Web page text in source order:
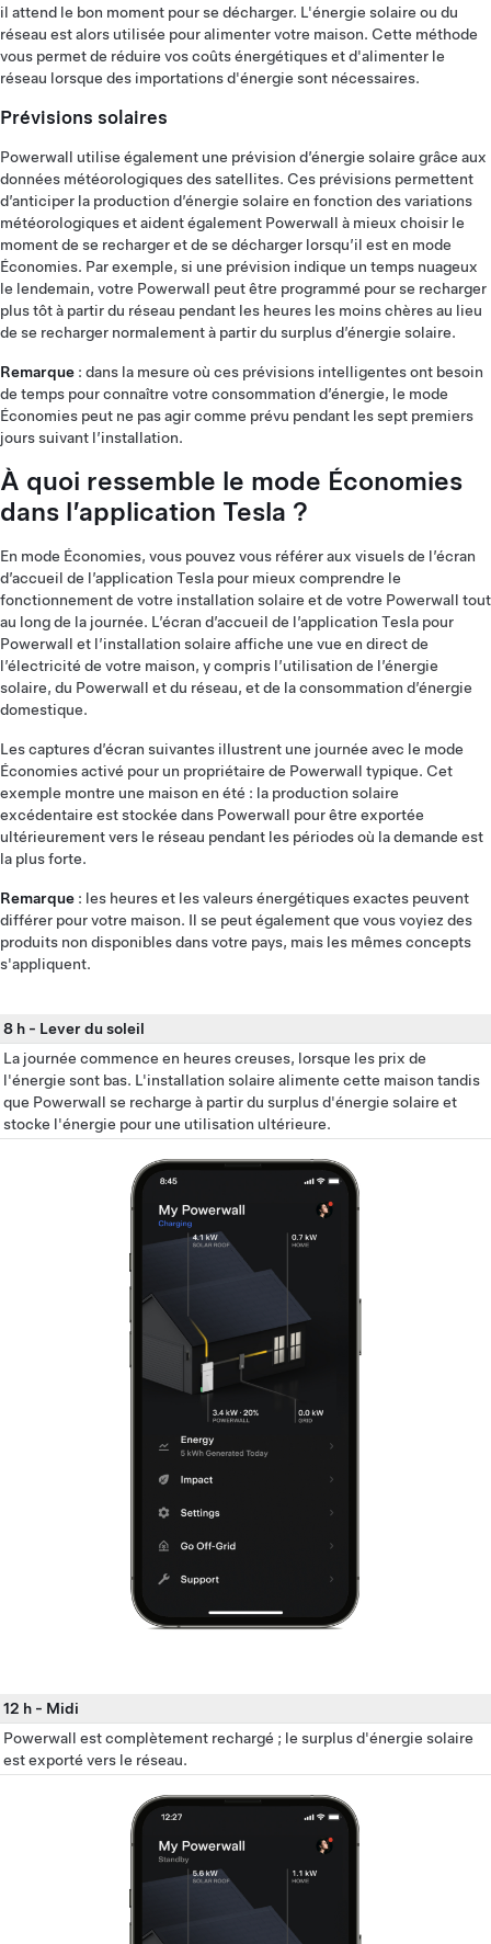
il attend le bon moment pour se décharger. L'énergie solaire ou du
réseau est alors utilisée pour alimenter votre maison. Cette méthode
vous permet de réduire vos coûts énergétiques et d'alimenter le
réseau lorsque des importations d'énergie sont nécessaires.
Prévisions solaires
Powerwall utilise également une prévision d’énergie solaire grâce aux
données météorologiques des satellites. Ces prévisions permettent
d’anticiper la production d’énergie solaire en fonction des variations
météorologiques et aident également Powerwall à mieux choisir le
moment de se recharger et de se décharger lorsqu’il est en mode
Économies. Par exemple, si une prévision indique un temps nuageux
le lendemain, votre Powerwall peut être programmé pour se recharger
plus tôt à partir du réseau pendant les heures les moins chères au lieu
de se recharger normalement à partir du surplus d’énergie solaire.
Remarque : dans la mesure où ces prévisions intelligentes ont besoin
de temps pour connaître votre consommation d’énergie, le mode
Économies peut ne pas agir comme prévu pendant les sept premiers
jours suivant l’installation.
À quoi ressemble le mode Économies
dans l’application Tesla ?
En mode Économies, vous pouvez vous référer aux visuels de l’écran
d’accueil de l’application Tesla pour mieux comprendre le
fonctionnement de votre installation solaire et de votre Powerwall tout
au long de la journée. L’écran d’accueil de l’application Tesla pour
Powerwall et l’installation solaire affiche une vue en direct de
l’électricité de votre maison, y compris l’utilisation de l’énergie
solaire, du Powerwall et du réseau, et de la consommation d’énergie
domestique.
Les captures d’écran suivantes illustrent une journée avec le mode
Économies activé pour un propriétaire de Powerwall typique. Cet
exemple montre une maison en été : la production solaire
excédentaire est stockée dans Powerwall pour être exportée
ultérieurement vers le réseau pendant les périodes où la demande est
la plus forte.
Remarque : les heures et les valeurs énergétiques exactes peuvent
différer pour votre maison. Il se peut également que vous voyiez des
produits non disponibles dans votre pays, mais les mêmes concepts
s'appliquent.
8 h - Lever du soleil
La journée commence en heures creuses, lorsque les prix de
l'énergie sont bas. L'installation solaire alimente cette maison tandis
que Powerwall se recharge à partir du surplus d'énergie solaire et
stocke l'énergie pour une utilisation ultérieure.
12 h - Midi
Powerwall est complètement rechargé ; le surplus d'énergie solaire
est exporté vers le réseau.